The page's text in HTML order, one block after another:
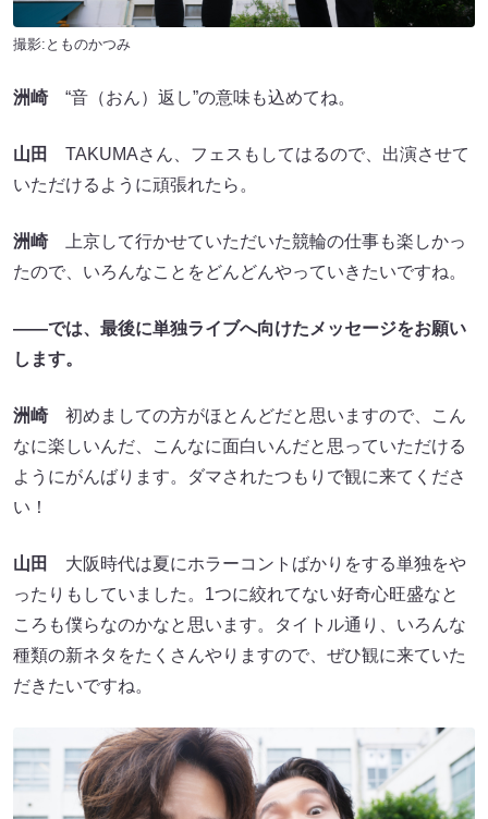
撮影:とものかつみ
洲崎“音（おん）返し”の意味も込めてね。
山田
TAKUMAさん、フェスもしてはるので、出演させて
いただけるように頑張れたら。
洲崎上京して行かせていただいた競輪の仕事も楽しかっ
たので、いろんなことをどんどんやっていきたいですね。
――では、最後に単独ライブへ向けたメッセージをお願い
します。
洲崎初めましての方がほとんどだと思いますので、こん
なに楽しいんだ、こんなに面白いんだと思っていただける
ようにがんばります。ダマされたつもりで観に来てくださ
い！
山田
大阪時代は夏にホラーコントばかりをする単独をや
ったりもしていました。1つに絞れてない好奇心旺盛なと
ころも僕らなのかなと思います。タイトル通り、いろんな
種類の新ネタをたくさんやりますので、ぜひ観に来ていた
だきたいですね。